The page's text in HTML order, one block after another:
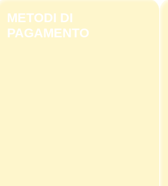
METODI DI
PAGAMENTO